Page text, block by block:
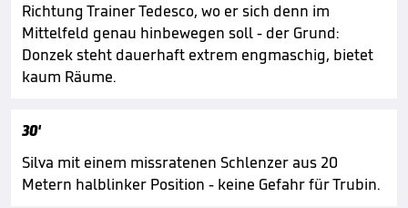
Richtung Trainer Tedesco, wo er sich denn im
Mittelfeld genau hinbewegen soll - der Grund:
Donzek steht dauerhaft extrem engmaschig, bietet
kaum Räume.
30'
Silva mit einem missratenen Schlenzer aus 20
Metern halblinker Position - keine Gefahr für Trubin.